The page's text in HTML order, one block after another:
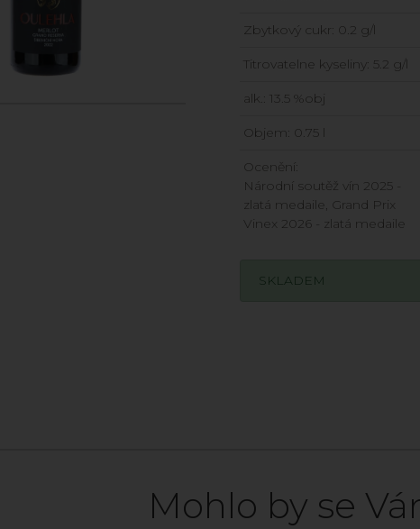
Zbytkový cukr: 0.2 g/l
Titrovatelne kyseliny: 5.2 g/l
alk.: 13.5 %obj
Objem: 0.75 l
Ocenění:
Národní soutěž vín 2025 -
zlatá medaile, Grand Prix
Vinex 2026 - zlatá medaile
SKLADEM
Mohlo by se